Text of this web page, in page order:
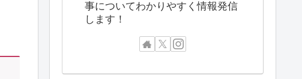
事についてわかりやすく情報発信
します！